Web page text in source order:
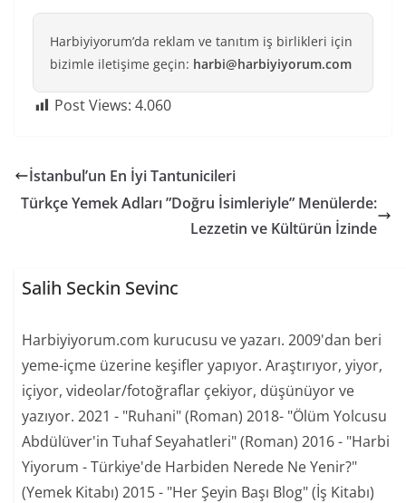
Harbiyiyorum’da reklam ve tanıtım iş birlikleri için
bizimle iletişime geçin: harbi@harbiyiyorum.com
Post Views: 4.060
İstanbul’un En İyi Tantunicileri
Türkçe Yemek Adları ”Doğru İsimleriyle” Menülerde:
Lezzetin ve Kültürün İzinde
Salih Seckin Sevinc
Harbiyiyorum.com kurucusu ve yazarı. 2009'dan beri
yeme-içme üzerine keşifler yapıyor. Araştırıyor, yiyor,
içiyor, videolar/fotoğraflar çekiyor, düşünüyor ve
yazıyor. 2021 - "Ruhani" (Roman) 2018- "Ölüm Yolcusu
Abdülüver'in Tuhaf Seyahatleri" (Roman) 2016 - "Harbi
Yiyorum - Türkiye'de Harbiden Nerede Ne Yenir?"
(Yemek Kitabı) 2015 - "Her Şeyin Başı Blog" (İş Kitabı)